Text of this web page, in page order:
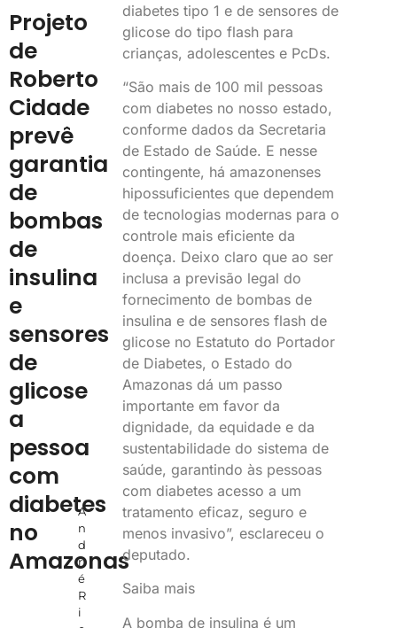
Projeto
de
Roberto
Cidade
prevê
garantia
de
bombas
de
insulina
e
sensores
de
glicose
a
pessoa
com
diabetes
no
Amazonas
A
n
d
r
é
R
i
diabetes tipo 1 e de sensores de
glicose do tipo flash para
crianças, adolescentes e PcDs.
“São mais de 100 mil pessoas
com diabetes no nosso estado,
conforme dados da Secretaria
de Estado de Saúde. E nesse
contingente, há amazonenses
hipossuficientes que dependem
de tecnologias modernas para o
controle mais eficiente da
doença. Deixo claro que ao ser
inclusa a previsão legal do
fornecimento de bombas de
insulina e de sensores flash de
glicose no Estatuto do Portador
de Diabetes, o Estado do
Amazonas dá um passo
importante em favor da
dignidade, da equidade e da
sustentabilidade do sistema de
saúde, garantindo às pessoas
com diabetes acesso a um
tratamento eficaz, seguro e
menos invasivo”, esclareceu o
deputado.
Saiba mais
A bomba de insulina é um